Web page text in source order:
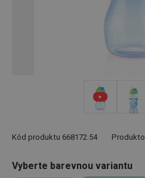
Kód produktu 668172.54
Vyberte barevnou variantu